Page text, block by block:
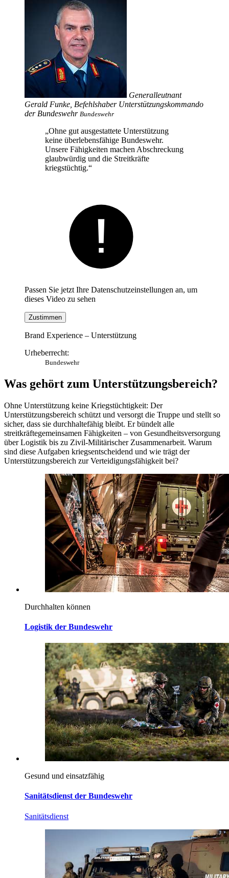
Generalleutnant
Gerald Funke, Befehlshaber Unterstützungskommando
der Bundeswehr Bundeswehr
„Ohne gut ausgestattete Unterstützung
keine überlebensfähige Bundeswehr.
Unsere Fähigkeiten machen Abschreckung
glaubwürdig und die Streitkräfte
kriegstüchtig.“
Passen Sie jetzt Ihre Datenschutzeinstellungen an, um
dieses Video zu sehen
Zustimmen
Brand Experience – Unterstützung
Urheberrecht:
Bundeswehr
Was gehört zum Unterstützungsbereich?
Ohne Unterstützung keine Kriegstüchtigkeit: Der
Unterstützungsbereich schützt und versorgt die Truppe und stellt so
sicher, dass sie durchhaltefähig bleibt. Er bündelt alle
streitkräftegemeinsamen Fähigkeiten – von Gesundheitsversorgung
über Logistik bis zu Zivil-Militärischer Zusammenarbeit. Warum
sind diese Aufgaben kriegsentscheidend und wie trägt der
Unterstützungsbereich zur Verteidigungsfähigkeit bei?
Durchhalten können
Logistik der Bundeswehr
Gesund und einsatzfähig
Sanitätsdienst der Bundeswehr
Sanitätsdienst